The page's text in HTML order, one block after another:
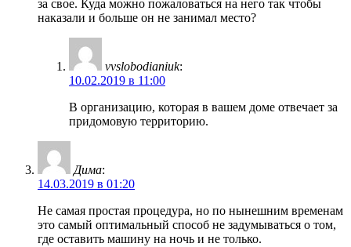
за свое. Куда можно пожаловаться на него так чтобы
наказали и больше он не занимал место?
vvslobodianiuk:
10.02.2019 в 11:00
В организацию, которая в вашем доме отвечает за
придомовую территорию.
Дима:
14.03.2019 в 01:20
Не самая простая процедура, но по нынешним временам
это самый оптимальный способ не задумываться о том,
где оставить машину на ночь и не только.